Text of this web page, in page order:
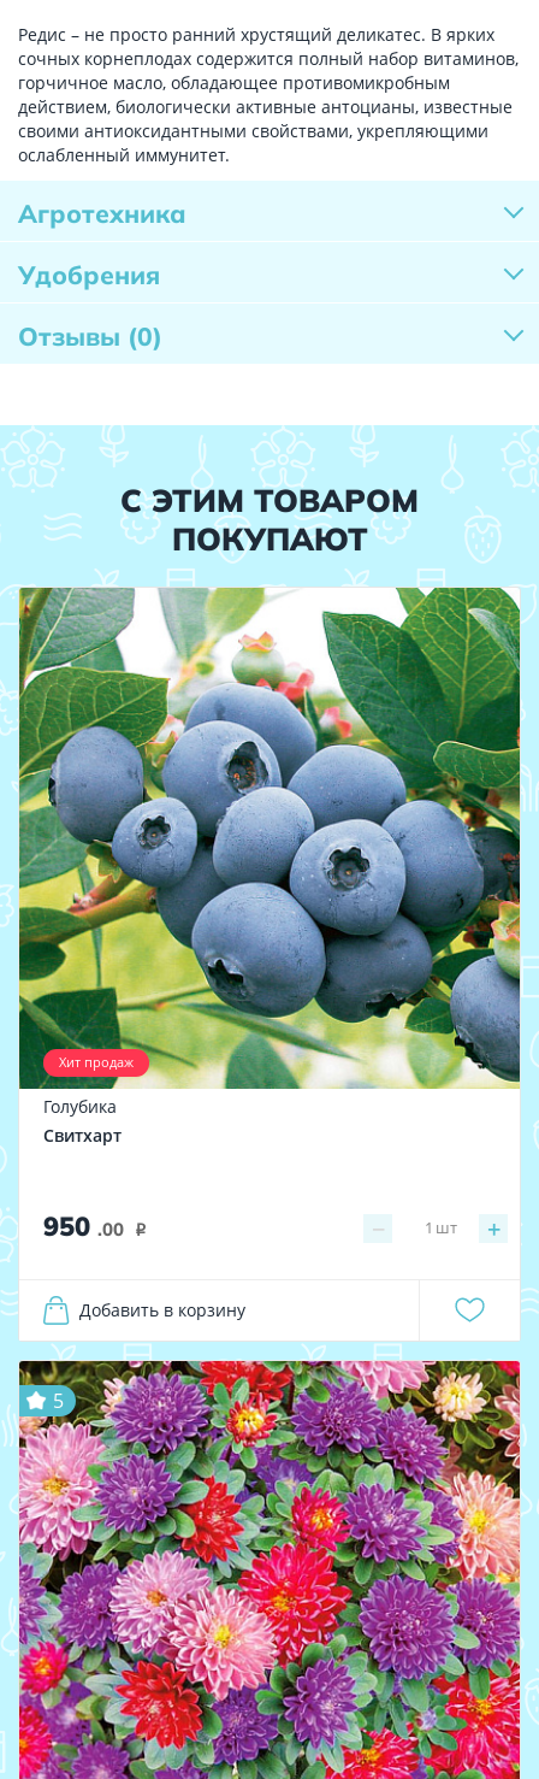
Редис – не просто ранний хрустящий деликатес. В ярких
сочных корнеплодах содержится полный набор витаминов,
горчичное масло, обладающее противомикробным
действием, биологически активные антоцианы, известные
своими антиоксидантными свойствами, укрепляющими
ослабленный иммунитет.
Агротехника
Удобрения
Отзывы (0)
С ЭТИМ ТОВАРОМ
ПОКУПАЮТ
Хит продаж
Голубика
Свитхарт
950 .00 i − +
1 шт
Добавить в корзину
5